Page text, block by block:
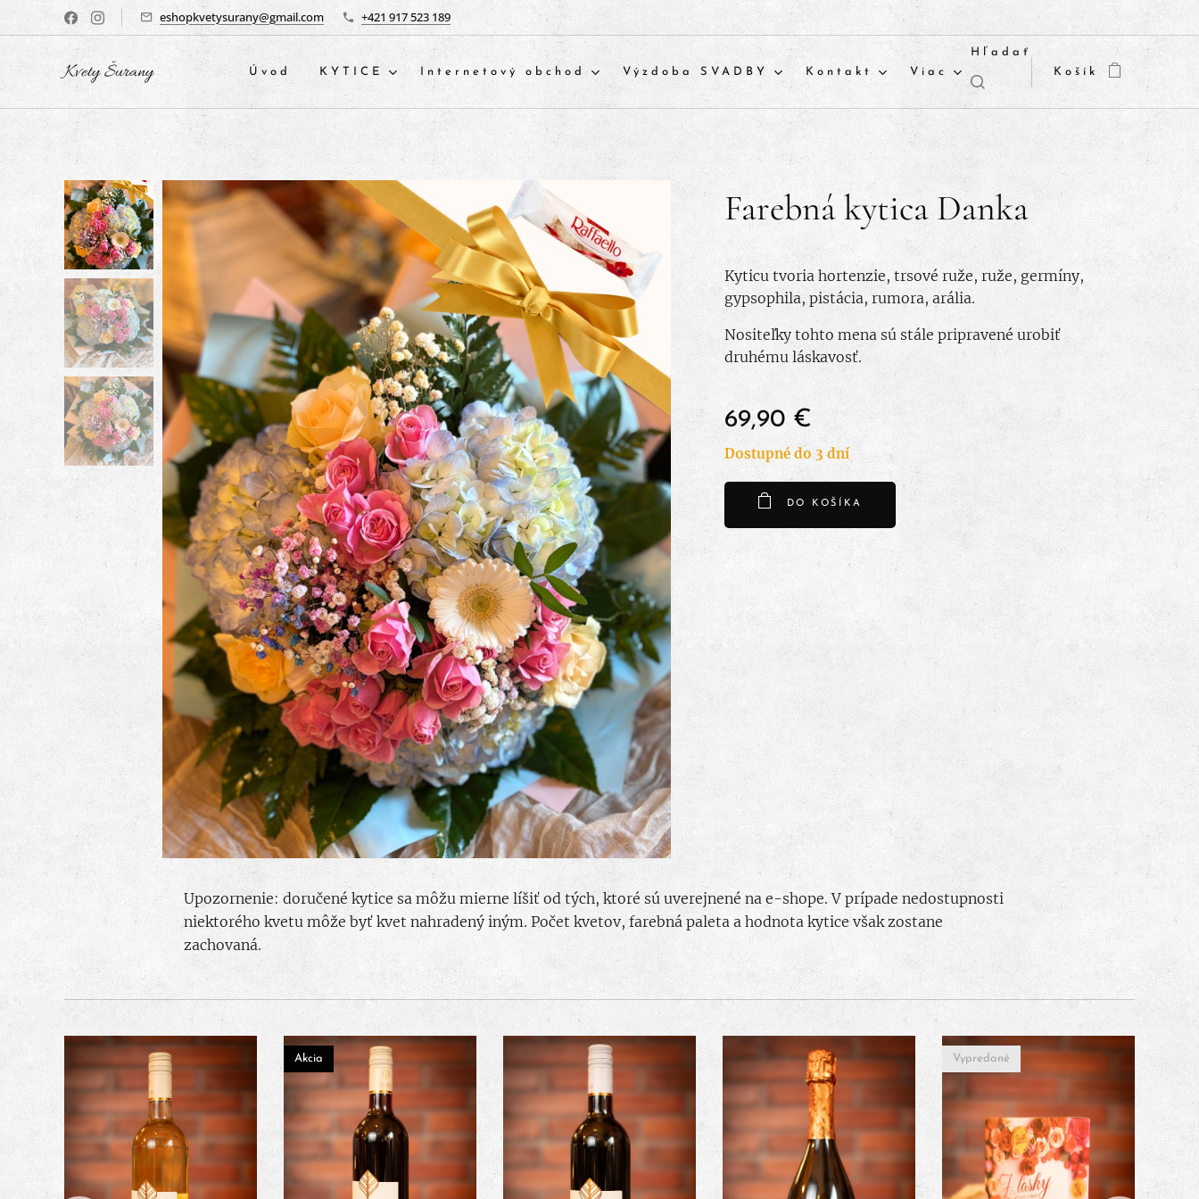
eshopkvetysurany@gmail.com +421 917 523 189
Kvety Šurany Úvod KYTICE Internetový obchod Výzdoba SVADBY Kontakt Viac
Hľadať
Košík
Farebná kytica Danka
Kyticu tvoria hortenzie, trsové ruže, ruže, germíny,
gypsophila, pistácia, rumora, arália.
Nositeľky tohto mena sú stále pripravené urobiť
druhému láskavosť.
69,90 €
Dostupné do 3 dní
DO KOŠÍKA
Upozornenie: doručené kytice sa môžu mierne líšiť od tých, ktoré sú uverejnené na e-shope. V prípade nedostupnosti
niektorého kvetu môže byť kvet nahradený iným. Počet kvetov, farebná paleta a hodnota kytice však zostane
zachovaná.
Akcia Vypredané